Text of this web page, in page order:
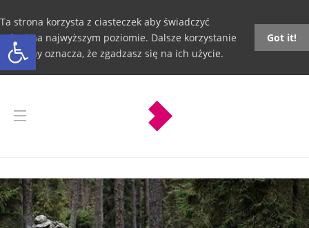
Otwórz pasek narzędzi
Ta strona korzysta z ciasteczek aby świadczyć
usługi na najwyższym poziomie. Dalsze korzystanie
ze strony oznacza, że zgadzasz się na ich użycie.
Got it!